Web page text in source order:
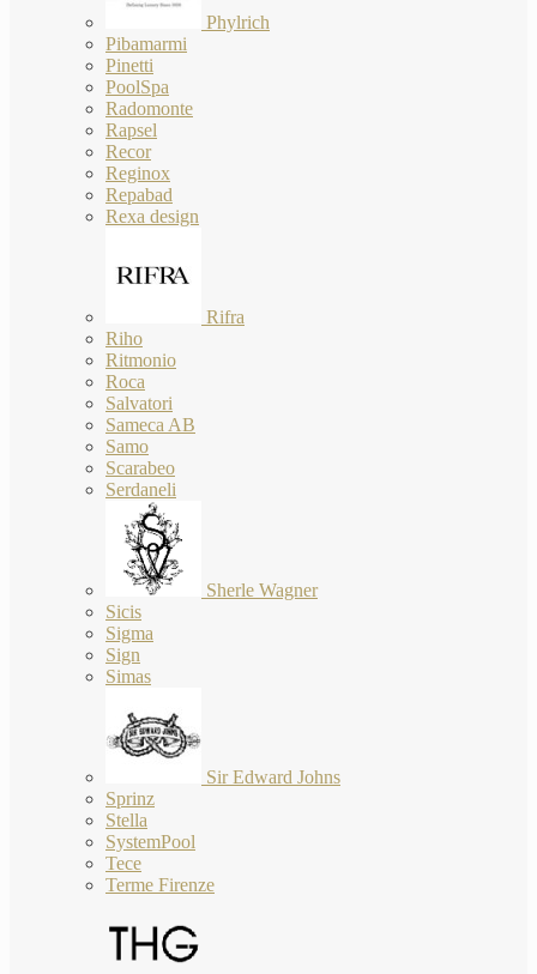
Phylrich
Pibamarmi
Pinetti
PoolSpa
Radomonte
Rapsel
Recor
Reginox
Repabad
Rexa design
Rifra
Riho
Ritmonio
Roca
Salvatori
Sameca AB
Samo
Scarabeo
Serdaneli
Sherle Wagner
Sicis
Sigma
Sign
Simas
Sir Edward Johns
Sprinz
Stella
SystemPool
Tece
Terme Firenze